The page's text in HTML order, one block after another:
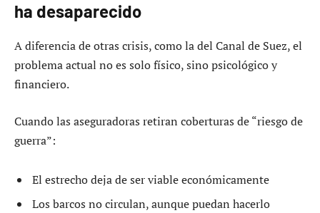
ha desaparecido
A diferencia de otras crisis, como la del Canal de Suez, el
problema actual no es solo físico, sino psicológico y
financiero.
Cuando las aseguradoras retiran coberturas de “riesgo de
guerra”:
El estrecho deja de ser viable económicamente
Los barcos no circulan, aunque puedan hacerlo